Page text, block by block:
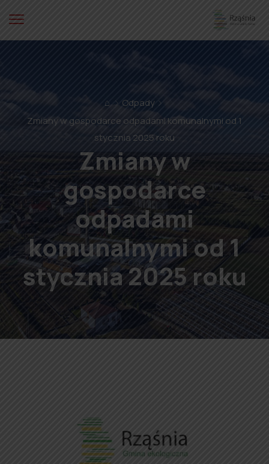
⌂
Odpady
Zmiany w gospodarce odpadami komunalnymi od 1
stycznia 2025 roku
Zmiany w
gospodarce
odpadami
komunalnymi od 1
stycznia 2025 roku